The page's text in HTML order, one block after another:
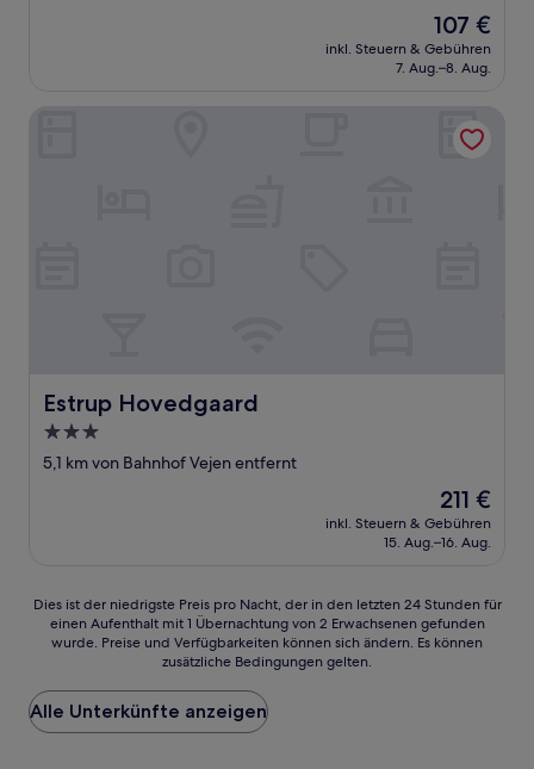
Der
Preis
beträgt
107 €
inkl. Steuern & Gebühren
7. Aug.–8. Aug.
Estrup Hovedgaard
Estrup Hovedgaard
3.0-
Sterne-
5,1 km von Bahnhof Vejen entfernt
Der
Preis
beträgt
211 €
inkl. Steuern & Gebühren
15. Aug.–16. Aug.
Dies
der
Preis
pro
Nacht,
Dies ist der niedrigste Preis pro Nacht, der in den letzten 24 Stunden für
einen Aufenthalt mit 1 Übernachtung von 2 Erwachsenen gefunden
wurde. Preise und Verfügbarkeiten können sich ändern. Es können
zusätzliche Bedingungen gelten.
Alle Unterkünfte anzeigen